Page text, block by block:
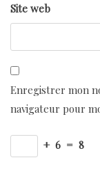
Site web
Enregistrer mon
navigateur pour
+ 6 = 8